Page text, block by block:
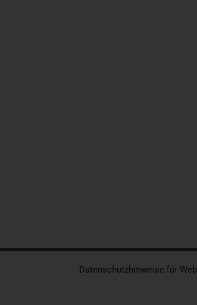
Datenschutzhinweise für